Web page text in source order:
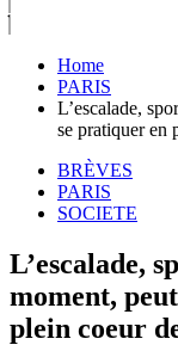
Home
PARIS
L’escalade,
se pratiquer en
BRÈVES
PARIS
SOCIETE
L’escalade,
moment,
plein coeur